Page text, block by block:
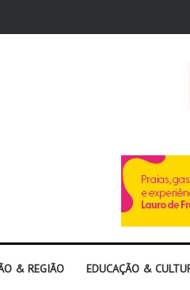
& REGIÃO EDUCAÇÃO &